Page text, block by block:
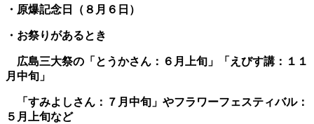
・原爆記念日（８月６日）
・お祭りがあるとき
広島三大祭の「とうかさん：６月上旬」「えびす講：１１
月中旬」
「すみよしさん：７月中旬」やフラワーフェスティバル：
５月上旬など